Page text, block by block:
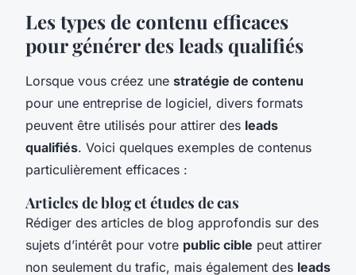
Les types de contenu efficaces
pour générer des leads qualifiés
Lorsque vous créez une stratégie de contenu
pour une entreprise de logiciel, divers formats
peuvent être utilisés pour attirer des leads
qualifiés. Voici quelques exemples de contenus
particulièrement efficaces :
Articles de blog et études de cas
Rédiger des articles de blog approfondis sur des
sujets d’intérêt pour votre public cible peut attirer
non seulement du trafic, mais également des leads